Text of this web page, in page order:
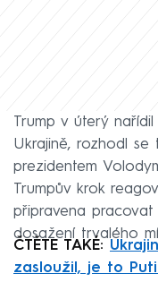
Trump v úterý
Ukrajině, rozhodl
prezidentem
Trumpův krok
připravena
dosažení trvalého
ČTĚTE TAKÉ:
zasloužil, je to